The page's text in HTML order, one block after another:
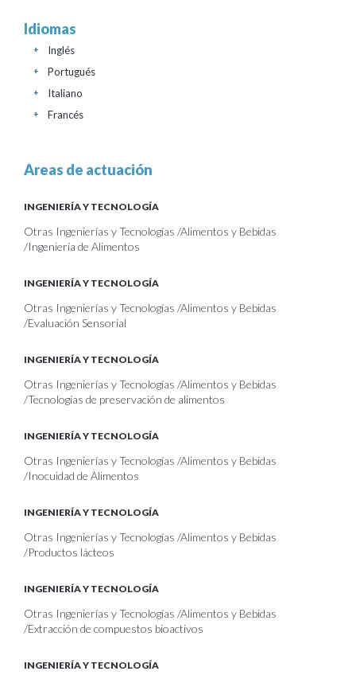
Idiomas
Inglés
+
Portugués
+
Italiano
+
Francés
+
Areas de actuación
INGENIERÍA Y TECNOLOGÍA
Otras Ingenierías y Tecnologías /Alimentos y Bebidas
/Ingeniería de Alimentos
INGENIERÍA Y TECNOLOGÍA
Otras Ingenierías y Tecnologías /Alimentos y Bebidas
/Evaluación Sensorial
INGENIERÍA Y TECNOLOGÍA
Otras Ingenierías y Tecnologías /Alimentos y Bebidas
/Tecnologías de preservación de alimentos
INGENIERÍA Y TECNOLOGÍA
Otras Ingenierías y Tecnologías /Alimentos y Bebidas
/Inocuidad de Alimentos
INGENIERÍA Y TECNOLOGÍA
Otras Ingenierías y Tecnologías /Alimentos y Bebidas
/Productos lácteos
INGENIERÍA Y TECNOLOGÍA
Otras Ingenierías y Tecnologías /Alimentos y Bebidas
/Extracción de compuestos bioactivos
INGENIERÍA Y TECNOLOGÍA